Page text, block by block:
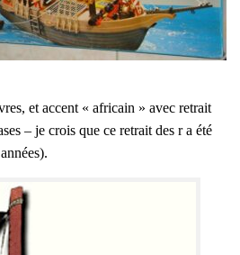
et accent « afri­cain » avec retrait
– je crois que ce retrait des r a été